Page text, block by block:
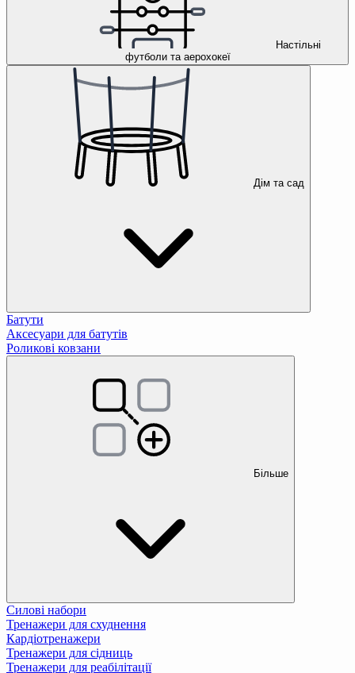
Настільні
футболи та аерохокеї
Дім та сад
Батути
Аксесуари для батутів
Роликові ковзани
Більше
Силові набори
Тренажери для схуднення
Кардіотренажери
Тренажери для сідниць
Тренажери для реабілітації